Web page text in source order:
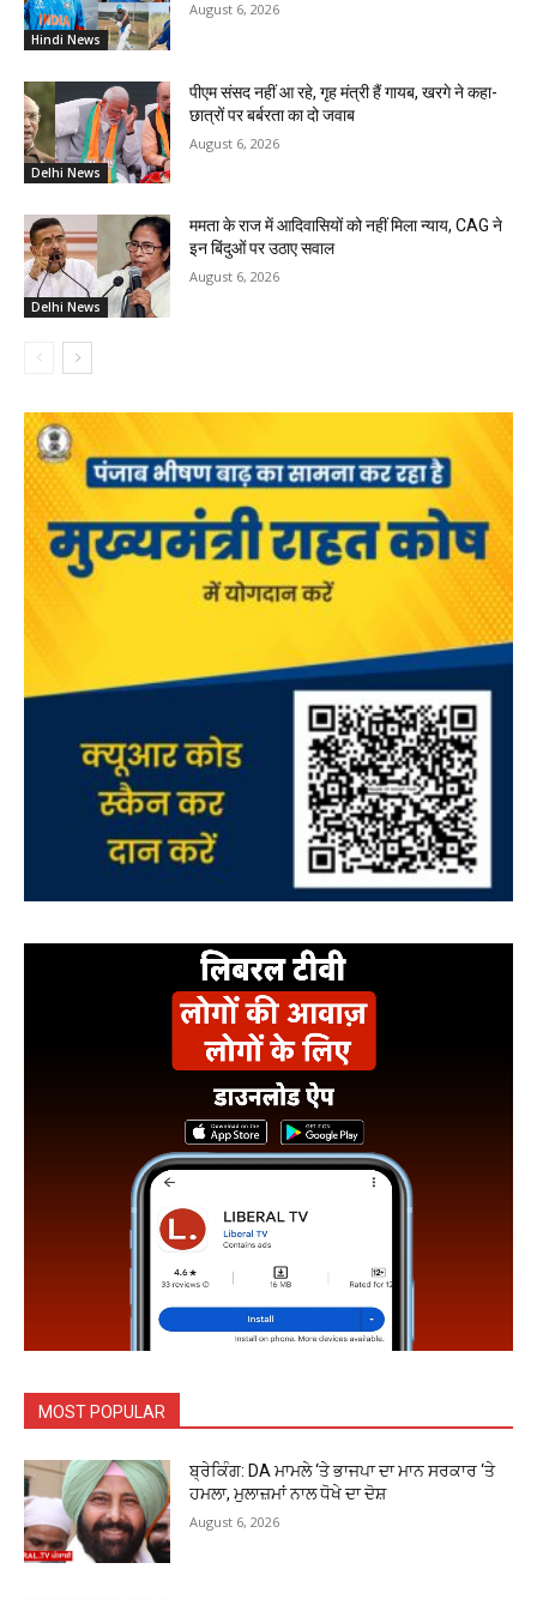
Hindi News
August 6, 2026
Delhi News
पीएम संसद नहीं आ रहे, गृह मंत्री हैं गायब, खरगे ने कहा-
छात्रों पर बर्बरता का दो जवाब
August 6, 2026
Delhi News
ममता के राज में आदिवासियों को नहीं मिला न्याय, CAG ने
इन बिंदुओं पर उठाए सवाल
August 6, 2026
MOST POPULAR
ਬ੍ਰੇਕਿੰਗ: DA ਮਾਮਲੇ ‘ਤੇ ਭਾਜਪਾ ਦਾ ਮਾਨ ਸਰਕਾਰ ‘ਤੇ
ਹਮਲਾ, ਮੁਲਾਜ਼ਮਾਂ ਨਾਲ ਧੋਖੇ ਦਾ ਦੋਸ਼
August 6, 2026